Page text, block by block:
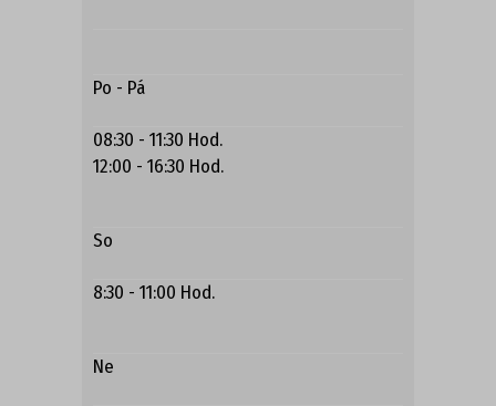
Po - Pá
08:30 - 11:30 Hod.
12:00 - 16:30 Hod.
So
8:30 - 11:00 Hod.
Ne